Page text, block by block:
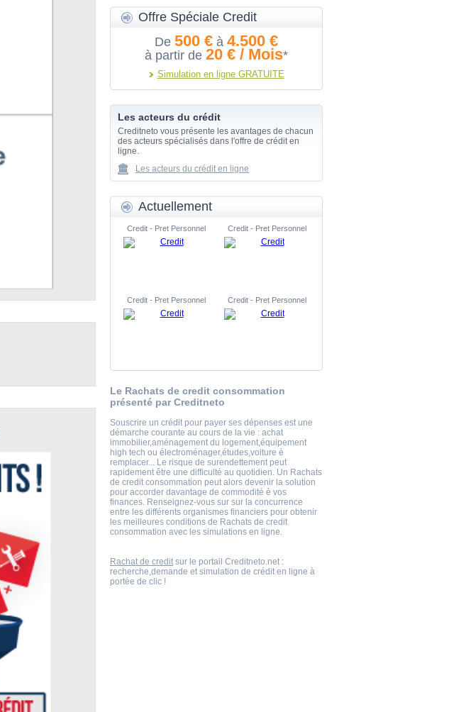
Offre Spéciale Credit
De 500 € à 4.500 €
à partir de 20 € / Mois*
Simulation en ligne GRATUITE
Les acteurs du crédit
Creditneto vous présente les avantages de chacun
des acteurs spécialisés dans l'offre de crédit en
ligne.
Les acteurs du crédit en ligne
Actuellement
Credit - Pret Personnel Credit - Pret Personnel
Credit - Pret Personnel Credit - Pret Personnel
Le Rachats de credit consommation
présenté par Creditneto
Souscrire un crédit pour payer ses dépenses est une
démarche courante au cours de la vie : achat
immobilier,aménagement du logement,équipement
high tech ou électroménager,études,voiture è
remplacer... Le risque de surendettement peut
rapidement être une difficulté au quotidien. Un Rachats
de credit consommation peut alors devenir la solution
pour accorder davantage de commodité è vos
finances. Renseignez-vous sur sur la concurrence
entre les différents organismes financiers pour obtenir
les meilleures conditions de Rachats de credit
consommation avec les simulations en ligne.
Rachat de creditsur le portail Creditneto.net :
recherche,demande et simulation de crédit en ligne à
portée de clic !